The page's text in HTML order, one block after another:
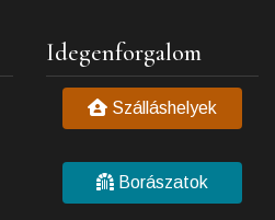
Idegenforgalom
Szálláshelyek
Borászatok